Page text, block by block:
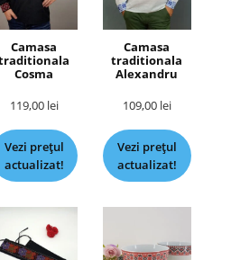
Camasa
Cosma
119,00 lei
Vezi prețul
actualizat!
Camasa
traditionala
Alexandru
109,00 lei
Vezi prețul
actualizat!